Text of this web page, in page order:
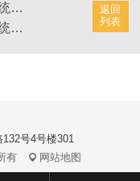
返回
列表
高中生教学质量监测阅卷系统：智能辅助优化学生成绩记录
高中生教学质量监测阅卷系统：智能辅助优化学生成绩记录方案和方法
号4号楼301
有 网站地图